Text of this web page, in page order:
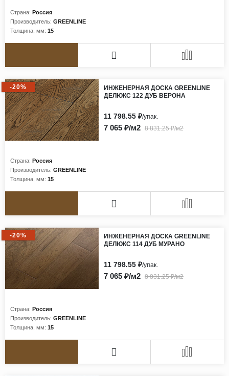
Страна: Россия
Производитель: GREENLINE
Толщина, мм: 15
-20%
ИНЖЕНЕРНАЯ ДОСКА GREENLINE
ДЕЛЮКС 122 ДУБ ВЕРОНА
Страна: Россия
Производитель: GREENLINE
Толщина, мм: 15
7 065 ₽/м2 8 831.25 ₽/м2
11 798.55 ₽/упак.
-20%
ИНЖЕНЕРНАЯ ДОСКА GREENLINE
ДЕЛЮКС 114 ДУБ МУРАНО
Страна: Россия
Производитель: GREENLINE
Толщина, мм: 15
7 065 ₽/м2 8 831.25 ₽/м2
11 798.55 ₽/упак.